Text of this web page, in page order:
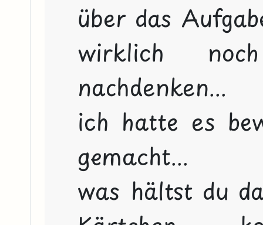
über das
wirklich
nachdenken...
ich hatte es
gemacht...
was hältst du